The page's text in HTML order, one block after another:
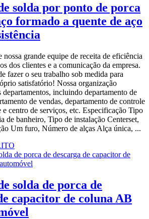
solda por ponto de porca
formado a quente de aço
nossa grande equipe de receita de eficiência
dos clientes e a comunicação da empresa.
fazer o seu trabalho sob medida para
satisfatório! Nossa organização
departamentos, incluindo departamento de
de vendas, departamento de controle
e centro de serviços, etc. Especificação Tipo
de banheiro, Tipo de instalação Centerset,
Um furo, Número de alças Alça única, ...
solda de porca de
capacitor de coluna AB